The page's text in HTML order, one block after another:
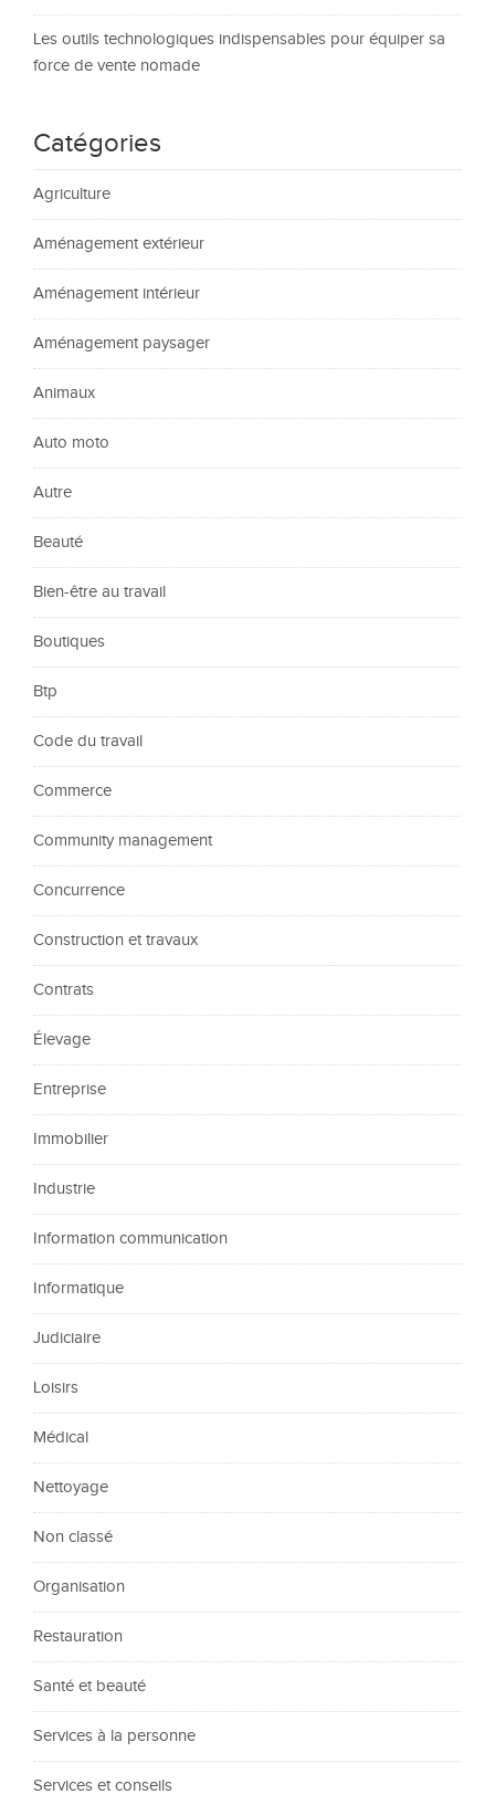
Les outils technologiques indispensables pour équiper sa
force de vente nomade
Catégories
Agriculture
Aménagement extérieur
Aménagement intérieur
Aménagement paysager
Animaux
Auto moto
Autre
Beauté
Bien-être au travail
Boutiques
Btp
Code du travail
Commerce
Community management
Concurrence
Construction et travaux
Contrats
Élevage
Entreprise
Immobilier
Industrie
Information communication
Informatique
Judiciaire
Loisirs
Médical
Nettoyage
Non classé
Organisation
Restauration
Santé et beauté
Services à la personne
Services et conseils